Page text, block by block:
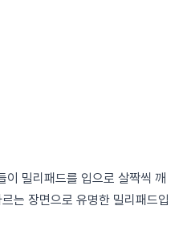
이 밀리패드를 입으로 살짝씩 깨
는 장면으로 유명한 밀리패드입